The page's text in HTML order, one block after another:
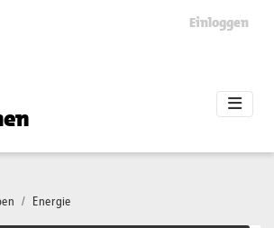
Einloggen
Energie